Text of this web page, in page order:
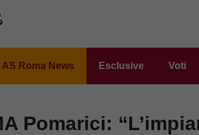
AS Roma News Esclusive Voti
Pomarici: